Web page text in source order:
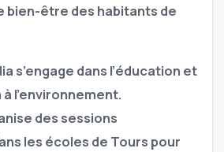
bien-être des habitants de
s’engage dans l’éducation et
l’environnement.
des sessions
les écoles de Tours pour